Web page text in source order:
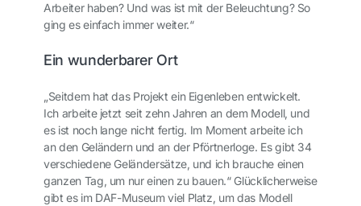
Arbeiter haben? Und was ist mit der Beleuchtung? So
ging es einfach immer weiter.“
Ein wunderbarer Ort
„Seitdem hat das Projekt ein Eigenleben entwickelt.
Ich arbeite jetzt seit zehn Jahren an dem Modell, und
es ist noch lange nicht fertig. Im Moment arbeite ich
an den Geländern und an der Pförtnerloge. Es gibt 34
verschiedene Geländersätze, und ich brauche einen
ganzen Tag, um nur einen zu bauen.“ Glücklicherweise
gibt es im DAF-Museum viel Platz, um das Modell